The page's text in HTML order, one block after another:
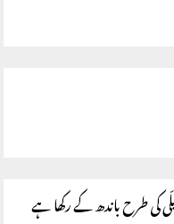
کی طرح باندھ کے رکھا ہے